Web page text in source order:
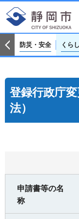
防災・安全 くら
登録行政庁
法）
申請書等の名
称